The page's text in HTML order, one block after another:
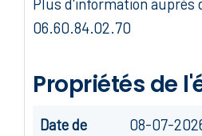
Plus d'information auprès
06.60.84.02.70
Propriétés de
Date de
08-07-